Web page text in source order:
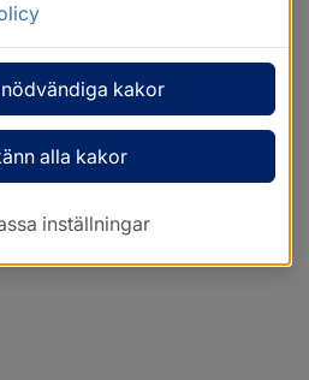
kakor
alla kakor
inställningar